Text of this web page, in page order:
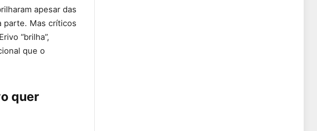
apesar das
parte. Mas críticos
“brilha”,
que o
quer